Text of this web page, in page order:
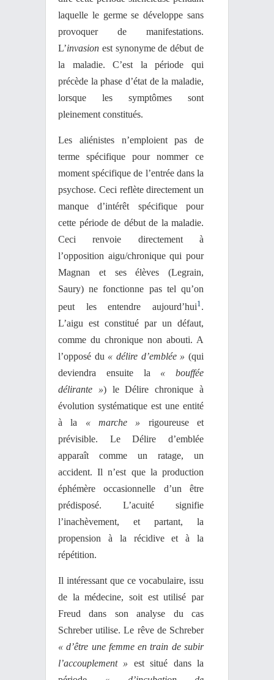
laquelle le germe se développe sans
provoquer de manifestations.
L’invasion est synonyme de début de
la maladie. C’est la période qui
précède la phase d’état de la maladie,
lorsque les symptômes sont
pleinement constitués.
Les aliénistes n’emploient pas de
terme spécifique pour nommer ce
moment spécifique de l’entrée dans la
psychose. Ceci reflète directement un
manque d’intérêt spécifique pour
cette période de début de la maladie.
Ceci renvoie directement à
l’opposition aigu/chronique qui pour
Magnan et ses élèves (Legrain,
Saury) ne fonctionne pas tel qu’on
peut les entendre aujourd’hui1 .
L’aigu est constitué par un défaut,
comme du chronique non abouti. A
l’opposé du « délire d’emblée »(qui
deviendra ensuite la « bouffée
délirante ») le Délire chronique à
évolution systématique est une entité
à la « marche » rigoureuse et
prévisible. Le Délire d’emblée
apparaît comme un ratage, un
accident. Il n’est que la production
éphémère occasionnelle d’un être
prédisposé. L’acuité signifie
l’inachèvement, et partant, la
propension à la récidive et à la
répétition.
Il intéressant que ce vocabulaire, issu
de la médecine, soit est utilisé par
Freud dans son analyse du cas
Schreber utilise. Le rêve de Schreber
« d’être une femme en train de subir
l’accouplement » est situé dans la